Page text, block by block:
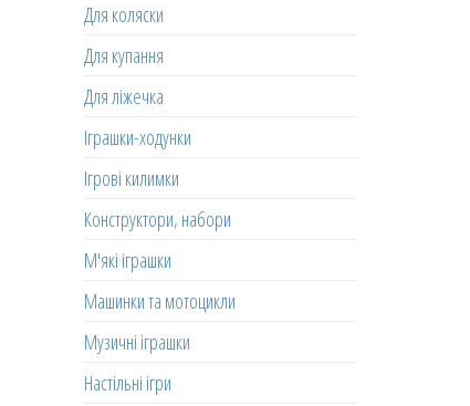
Для коляски
Для купання
Для ліжечка
Іграшки-ходунки
Ігрові килимки
Конструктори, набори
М'які іграшки
Машинки та мотоцикли
Музичні іграшки
Настільні ігри